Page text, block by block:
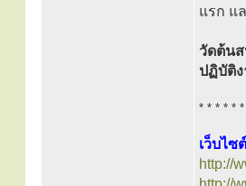
แรก แ
วัดต้นส
ปฏิบัติ
* * * * *
เว็บไซ
http://